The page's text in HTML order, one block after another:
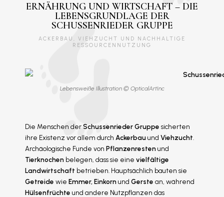
ERNÄHRUNG UND WIRTSCHAFT – DIE
LEBENSGRUNDLAGE DER
SCHUSSENRIEDER GRUPPE
ACKERBAU, VIEHZUCHT UND NACHHALTIGE
RESSOURCENNUTZUNG
Lebensweiße Illustration © OpticalArtInc
Die Menschen derSchussenrieder Gruppe sicherten
ihre Existenz vor allem durch Ackerbauund Viehzucht
Archäologische Funde von Pflanzenrestenund
Tierknochen belegen, dass sie eine vielfältige
Landwirtschaft betrieben. Hauptsächlich bauten sie
Getreide wie Emmer, Einkornund Gerste an, während
Hülsenfrüchte und andere Nutzpflanzen das